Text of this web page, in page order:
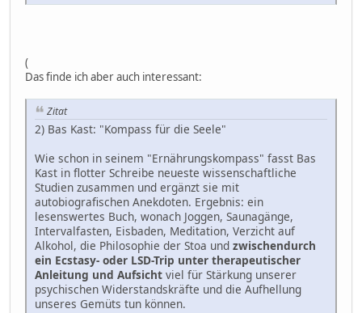
(
Das finde ich aber auch interessant:
Zitat
2) Bas Kast: "Kompass für die Seele"
Wie schon in seinem "Ernährungskompass" fasst Bas
Kast in flotter Schreibe neueste wissenschaftliche
Studien zusammen und ergänzt sie mit
autobiografischen Anekdoten. Ergebnis: ein
lesenswertes Buch, wonach Joggen, Saunagänge,
Intervalfasten, Eisbaden, Meditation, Verzicht auf
Alkohol, die Philosophie der Stoa und zwischendurch
ein Ecstasy- oder LSD-Trip unter therapeutischer
Anleitung und Aufsicht viel für Stärkung unserer
psychischen Widerstandskräfte und die Aufhellung
unseres Gemüts tun können.